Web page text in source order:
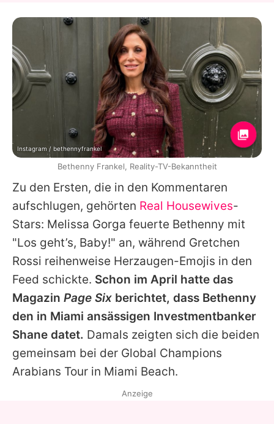
Zu den Ersten, die in den Kommentaren
aufschlugen, gehörten Real Housewives-
Stars: Melissa Gorga feuerte Bethenny mit
"Los geht’s, Baby!" an, während Gretchen
Rossi reihenweise Herzaugen-Emojis in den
Feed schickte. Schon im April hatte das
Magazin Page Six berichtet, dass Bethenny
den in Miami ansässigen Investmentbanker
Shane datet. Damals zeigten sich die beiden
gemeinsam bei der Global Champions
Arabians Tour in Miami Beach.
Instagram / bethennyfrankel
Bethenny Frankel, Reality-TV-Bekanntheit
Anzeige